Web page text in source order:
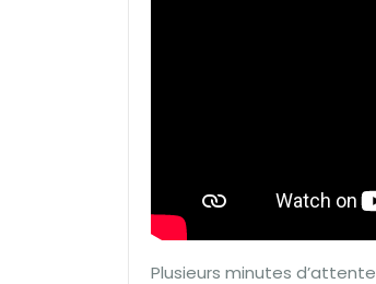
Plusieurs minutes d’attente